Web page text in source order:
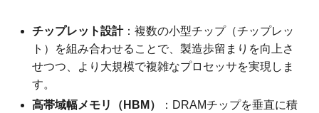
チップレット設計：複数の小型チップ（チップレッ
ト）を組み合わせることで、製造歩留まりを向上さ
せつつ、より大規模で複雑なプロセッサを実現しま
す。
高帯域幅メモリ（HBM）
：DRAMチップを垂直に積